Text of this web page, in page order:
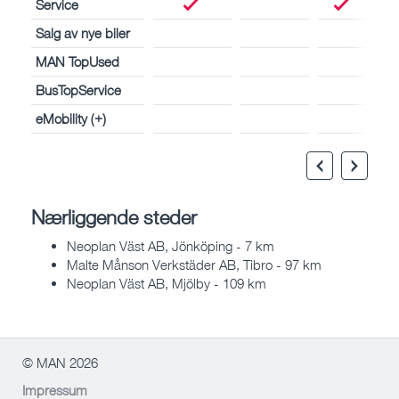
Service
Salg av nye biler
MAN TopUsed
BusTopService
eMobility (+)
Nærliggende steder
Neoplan Väst AB, Jönköping - 7 km
Malte Månson Verkstäder AB, Tibro - 97 km
Neoplan Väst AB, Mjölby - 109 km
© MAN 2026
Impressum